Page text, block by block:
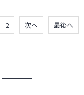
2 次へ 最後へ